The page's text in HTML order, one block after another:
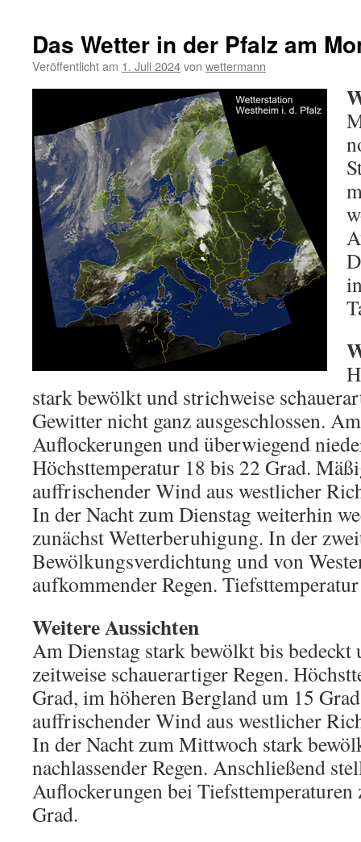
Das Wetter in der Pfalz am
Veröffentlicht am 1. Juli 2024von wettermann
stark bewölkt und strichweise
Gewitter nicht ganz ausgeschlossen.
Auflockerungen und überwiegend
Höchsttemperatur 18 bis 22 Grad.
auffrischender Wind aus westlicher
In der Nacht zum Dienstag weiterhin
zunächst Wetterberuhigung. In der
Bewölkungsverdichtung und von
aufkommender Regen.
Weitere Aussichten
Am Dienstag stark bewölkt bis bedeckt
zeitweise schauerartiger Regen.
Grad, im höheren Bergland um 15
auffrischender Wind aus westlicher
In der Nacht zum Mittwoch stark
nachlassender Regen. Anschließend
Auflockerungen bei Tiefsttemperaturen
Grad.